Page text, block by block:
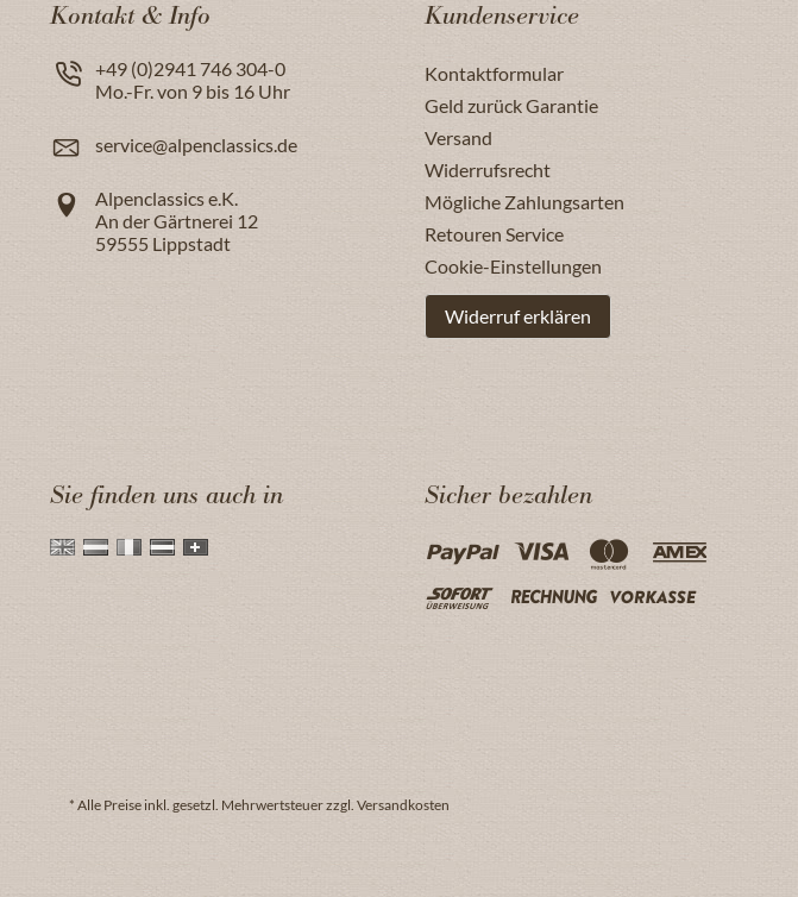
Kontakt & Info
+49 (0)2941 746 304-0
Mo.-Fr. von 9 bis 16 Uhr
service@alpenclassics.de
Alpenclassics e.K.
An der Gärtnerei 12
59555 Lippstadt
Kundenservice
Kontaktformular
Geld zurück Garantie
Versand
Widerrufsrecht
Mögliche Zahlungsarten
Retouren Service
Cookie-Einstellungen
Widerruf erklären
Sie finden uns auch in Sicher bezahlen
* Alle Preise inkl. gesetzl. Mehrwertsteuer zzgl. Versandkosten